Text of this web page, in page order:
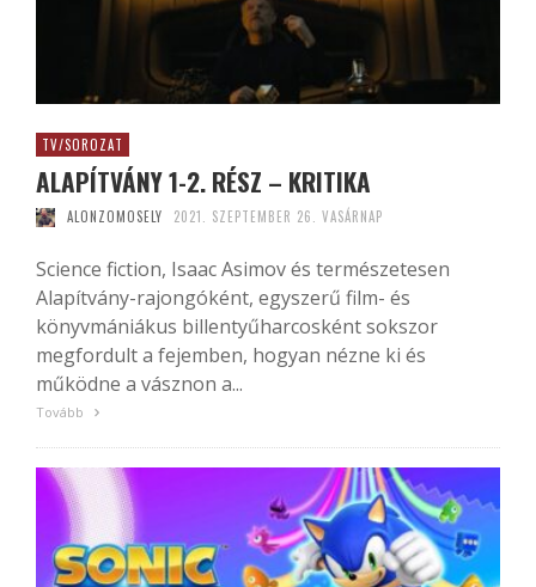
TV/SOROZAT
ALAPÍTVÁNY 1-2. RÉSZ – KRITIKA
ALONZOMOSELY 2021. SZEPTEMBER 26. VASÁRNAP
Science fiction, Isaac Asimov és természetesen
Alapítvány-rajongóként, egyszerű film- és
könyvmániákus billentyűharcosként sokszor
megfordult a fejemben, hogyan nézne ki és
működne a vásznon a...
Tovább